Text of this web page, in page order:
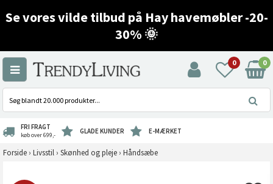
Se vores vilde tilbud på Hay havemøbler -20-
30% 🌞
0 0
FRI FRAGT
køb over 699,- GLADE KUNDER E-MÆRKET
Forside › Livsstil › Skønhed og pleje › Håndsæbe